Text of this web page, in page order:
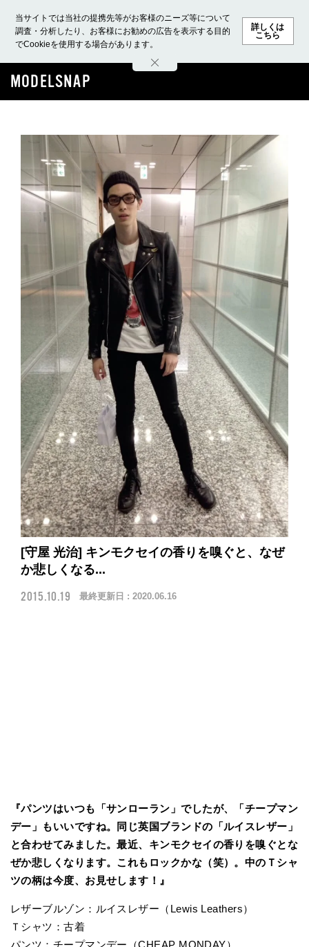
当サイトでは当社の提携先等がお客様のニーズ等について
調査・分析したり、お客様にお勧めの広告を表示する目的
でCookieを使用する場合があります。
詳しくは
こちら
ホーム モデル募集 ランキング ファッション ビューテ
MODELSNAP
[守屋 光治] キンモクセイの香りを嗅ぐと、なぜ
か悲しくなる...
2015.10.19
最終更新日 : 2020.06.16
『パンツはいつも「サンローラン」でしたが、「チープマン
デー」もいいですね。同じ英国ブランドの「ルイスレザー」
と合わせてみました。最近、キンモクセイの香りを嗅ぐとな
ぜか悲しくなります。これもロックかな（笑）。中のＴシャ
ツの柄は今度、お見せします！』
レザーブルゾン：ルイスレザー（Lewis Leathers）
Ｔシャツ：古着
パンツ：チープマンデー（CHEAP MONDAY）